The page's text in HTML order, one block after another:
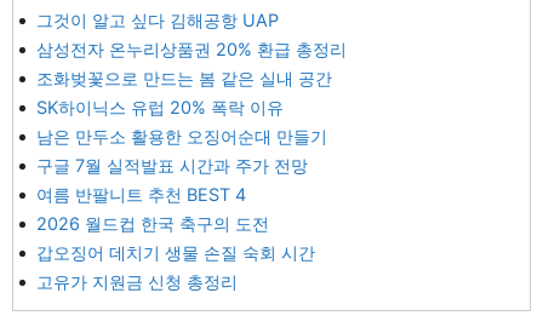
그것이 알고 싶다 김해공항 UAP
삼성전자 온누리상품권 20% 환급 총정리
조화벚꽃으로 만드는 봄 같은 실내 공간
SK하이닉스 유럽 20% 폭락 이유
남은 만두소 활용한 오징어순대 만들기
구글 7월 실적발표 시간과 주가 전망
여름 반팔니트 추천 BEST 4
2026 월드컵 한국 축구의 도전
갑오징어 데치기 생물 손질 숙회 시간
고유가 지원금 신청 총정리